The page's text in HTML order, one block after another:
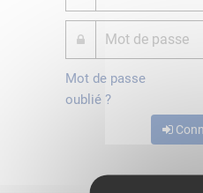
Mot de passe
oublié ?